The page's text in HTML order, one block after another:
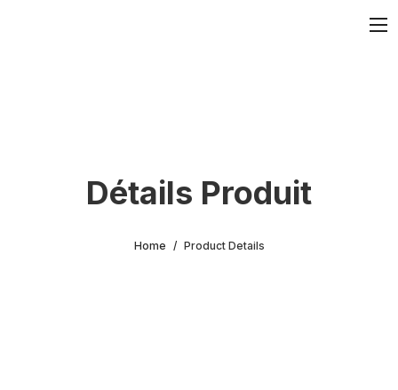
Détails Produit
Home Product Details